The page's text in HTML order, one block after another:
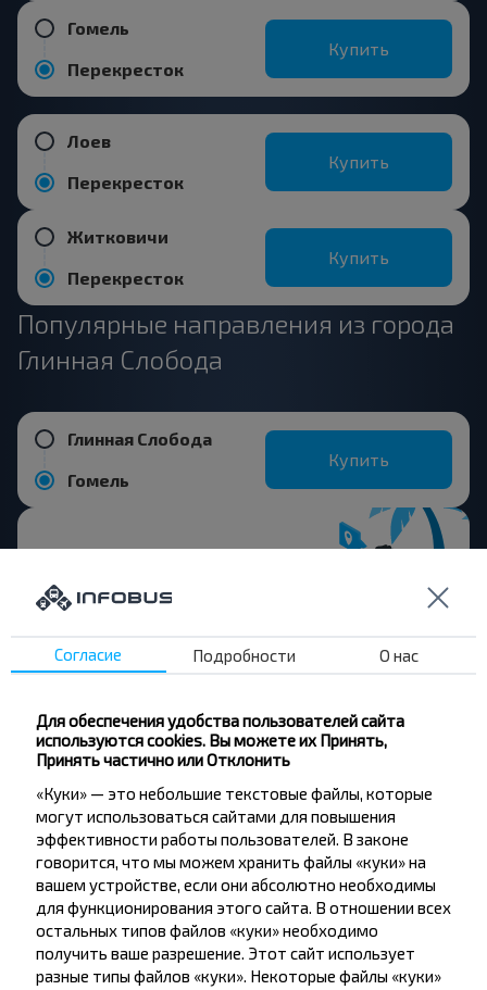
Гомель
Перекресток
Купить
Лоев
Перекресток
Купить
Житковичи
Перекресток
Купить
Популярные направления из города
Глинная Слобода
Глинная Слобода
Гомель
Купить
путешествовать
Не пропусти специальные акции, скидки и
другие интересные предложения INFOBUS.
Подпишись на получение новостей и
путешествуй с нами дешевле!
Подписаться
Согласие Подробности О нас
Для обеспечения удобства пользователей сайта
используются cookies. Вы можете их Принять,
Принять частично или Отклонить
«Куки» — это небольшие текстовые файлы, которые
могут использоваться сайтами для повышения
эффективности работы пользователей. В законе
говорится, что мы можем хранить файлы «куки» на
вашем устройстве, если они абсолютно необходимы
для функционирования этого сайта. В отношении всех
остальных типов файлов «куки» необходимо
получить ваше разрешение. Этот сайт использует
разные типы файлов «куки». Некоторые файлы «куки»